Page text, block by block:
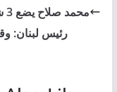
محمد صلاح يضع 3 شروط للانضمام الى الدوري السعودي
رئيس لبنان: